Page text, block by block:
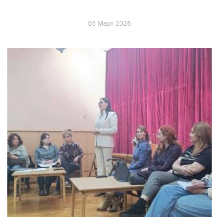
05 Март 2026